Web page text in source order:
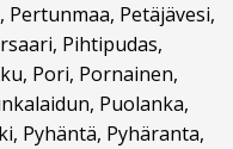
Petäjävesi,
Pihtipudas,
Pori, Pornainen,
Puolanka,
Pyhäntä, Pyhäranta,